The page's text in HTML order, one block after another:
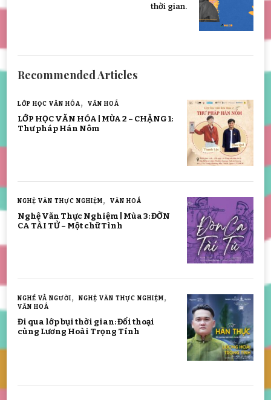
thời gian.
Recommended Articles
LỚP HỌC VĂN HÓA VĂN HOÁ
LỚP HỌC VĂN HÓA | MÙA 2 – CHẶNG 1:
Thư pháp Hán Nôm
NGHỆ VĂN THỰC NGHIỆM VĂN HOÁ
Nghệ Văn Thực Nghiệm | Mùa 3: ĐỜN
CA TÀI TỬ – Một chữ Tình
NGHỀ VÀ NGƯỜI
NGHỆ VĂN THỰC NGHIỆM
VĂN HOÁ
Đi qua lớp bụi thời gian: Đối thoại
cùng Lương Hoài Trọng Tính